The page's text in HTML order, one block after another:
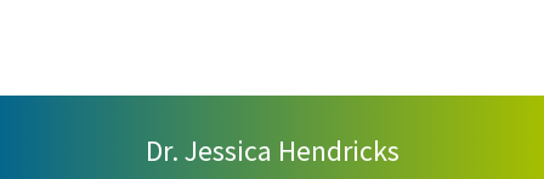
Dr. Jessica Hendricks